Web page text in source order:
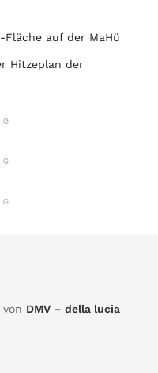
Fläche auf der MaHü
Hitzeplan der
DMV – della lucia